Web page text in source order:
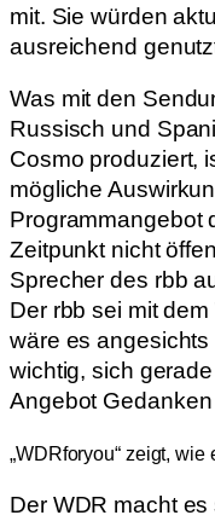
mit. Sie würden
ausreichend
Was mit den
Russisch und
Cosmo produziert,
mögliche
Programmangebot
Zeitpunkt nicht
Sprecher des rbb
Der rbb sei mit
wäre es
wichtig, sich
Angebot
„WDRforyou“ zeigt, wie
Der WDR macht